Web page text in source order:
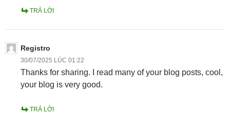
TRẢ LỜI
Registro
30/07/2025 LÚC 01:22
Thanks for sharing. I read many of your blog posts, cool,
your blog is very good.
TRẢ LỜI